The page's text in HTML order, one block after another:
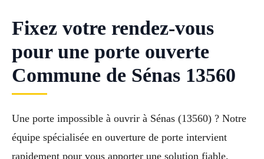
Fixez votre rendez-vous
pour une porte ouverte
Commune de Sénas 13560
Une porte impossible à ouvrir à Sénas (13560) ? Notre
équipe spécialisée en ouverture de porte intervient
rapidement pour vous apporter une solution fiable.